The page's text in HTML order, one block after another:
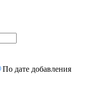
По дате добавления